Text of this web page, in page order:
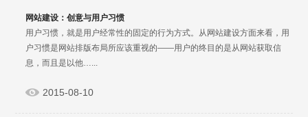
网站建设：创意与用户习惯
用户习惯，就是用户经常性的固定的行为方式。从网站建设方面来看，用
户习惯是网站排版布局所应该重视的——用户的终目的是从网站获取信
息，而且是以他…...
2015-08-10